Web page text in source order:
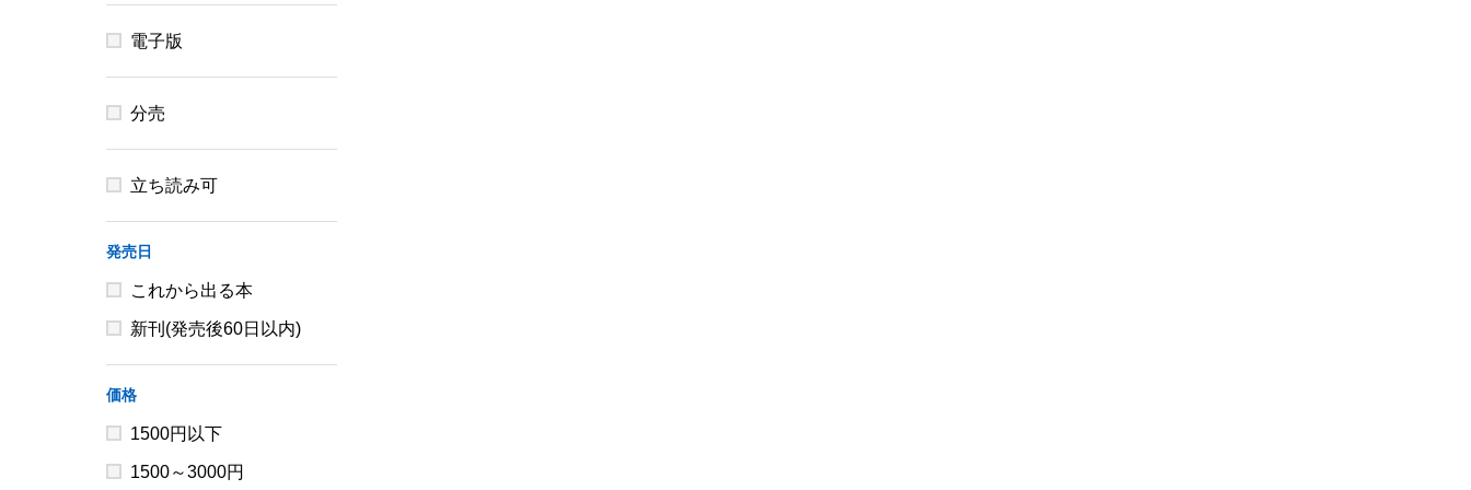
電子版
分売
立ち読み可
発売日
これから出る本
新刊(発売後60日以内)
価格
1500円以下
1500～3000円